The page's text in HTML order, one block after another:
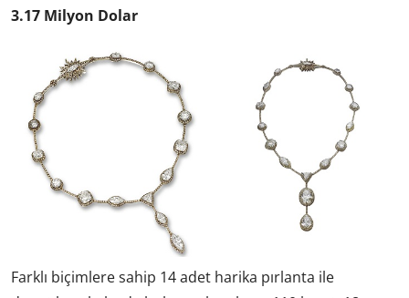
3.17 Milyon Dolar
Farklı biçimlere sahip 14 adet harika pırlanta ile